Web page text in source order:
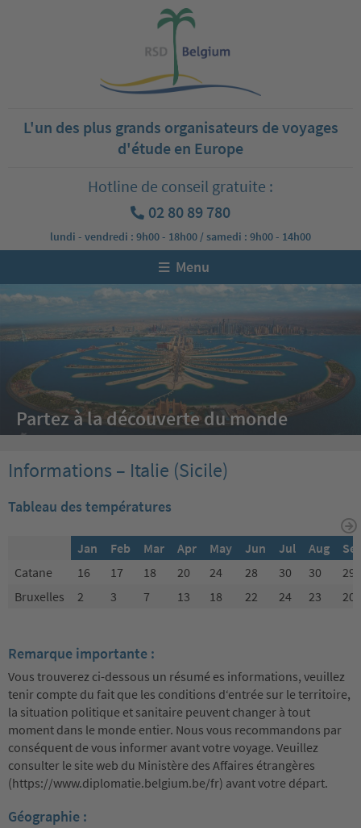
L'un des plus grands organisateurs de voyages
d'étude en Europe
Hotline de conseil gratuite :
02 80 89 780
lundi - vendredi : 9h00 - 18h00 / samedi : 9h00 - 14h00
Menu
Partez à la découverte du monde
Informations – Italie (Sicile)
Tableau des températures
Jan Feb Mar Apr May Jun Jul Aug
Catane
16 17 18 20 24 28 30 30
29
Bruxelles
2 3 7 13 18 22 24 23 20
Remarque importante :
Vous trouverez ci-dessous un résumé es informations, veuillez
tenir compte du fait que les conditions d‘entrée sur le territoire,
la situation politique et sanitaire peuvent changer à tout
moment dans le monde entier. Nous vous recommandons par
conséquent de vous informer avant votre voyage. Veuillez
consulter le site web du Ministère des Affaires étrangères
(https://www.diplomatie.belgium.be/fr) avant votre départ.
Géographie :